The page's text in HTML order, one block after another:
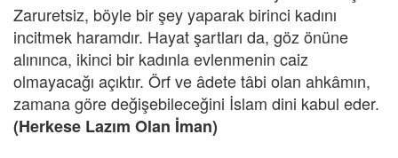
Zaruretsiz, böyle bir şey yaparak birinci kadını
incitmek haramdır. Hayat şartları da, göz önüne
alınınca, ikinci bir kadınla evlenmenin caiz
olmayacağı açıktır. Örf ve âdete tâbi olan ahkâmın,
zamana göre değişebileceğini İslam dini kabul eder.
(Herkese Lazım Olan İman)